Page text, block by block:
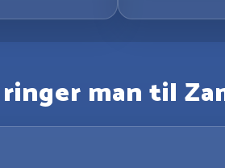
man til